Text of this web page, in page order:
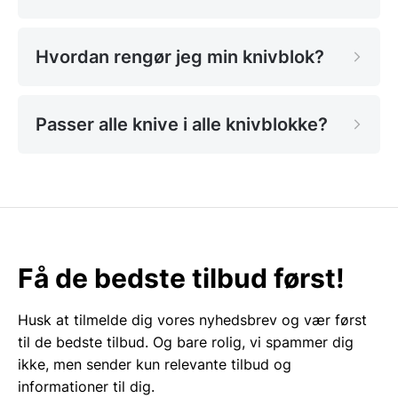
Magnetisk knivblok –
maksimal fleksibilitet
fast uden at ridse eller beskadige klingen, hvilket er
perfekt til både professionelle og privatbrugere.
Vores udvalg inkluderer magnetiske knivblokke, der
er både elegante og praktiske, og som passer ind i
det moderne, danske køkken – eksempelvis modeller
med en sort knivblok finish, som giver et stilfuldt og
Hvordan rengør jeg min knivblok?
Passer alle knive i alle knivblokke?
Få de bedste tilbud først!
Husk at tilmelde dig vores nyhedsbrev og vær først
til de bedste tilbud. Og bare rolig, vi spammer dig
ikke, men sender kun relevante tilbud og
informationer til dig.